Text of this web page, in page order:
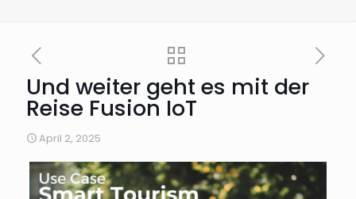
Und weiter geht es mit der
Reise Fusion IoT
April 2, 2025